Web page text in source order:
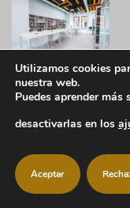
Utilizamos cookies
nuestra web.
Puedes aprender
desactivarlas en los
Aceptar